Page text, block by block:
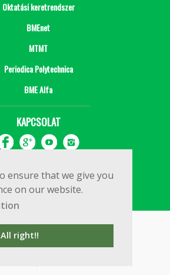
ensure that we give you
on our website.
All right!!
Oktatási keretrendszer
BMEnet
MTMT
Periodica Polytechnica
BME Alfa
KAPCSOLAT
© 2020 BME Építőmérnöki Kar
Műegyetem rkp. 3.